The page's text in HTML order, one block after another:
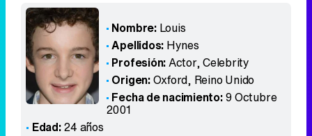
Nombre: Louis
Apellidos: Hynes
Profesión:Actor, Celebrity
Origen:Oxford, Reino Unido
Fecha de nacimiento:9 Octubre
2001
Edad:24 años